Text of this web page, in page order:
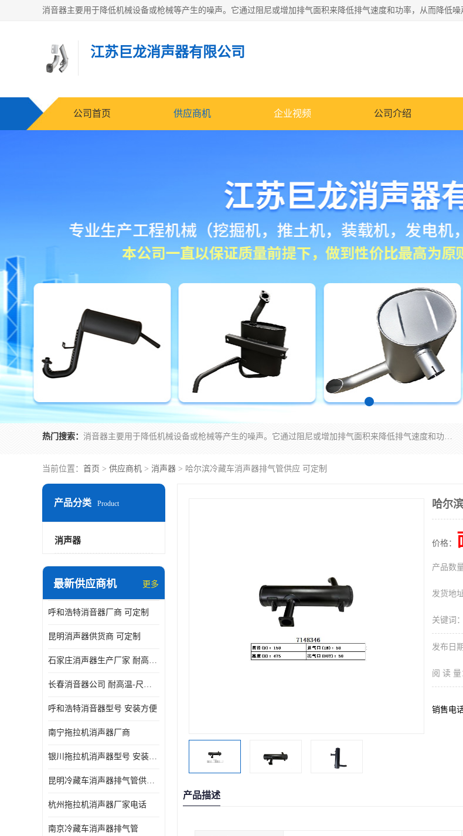
江苏巨龙消声器有限公司
公司首页 供应商机 企业视频 公司介绍
热门搜索： 消音器主要用于降低机械设备或枪械等产生的噪声。它通过阻尼或增加排气面积来降低排气速度和功率，从而降低噪声。常见的消音器类型包括阻性消声器、抗性消声器、共振消声器以及阻抗复合式消声器等。这些消音器各有特点，适用于不同频率的噪声消除。
当前位置： 首页 > 供应商机 > 消声器 > 哈尔滨冷藏车消声器排气管供应 可定制
产品分类 Product
消声器
最新供应商机 更多
呼和浩特消音器厂商 可定制
昆明消声器供货商 可定制
石家庄消声器生产厂家 耐高温-尺寸可定制
长春消音器公司 耐高温-尺寸可定制
呼和浩特消音器型号 安装方便
南宁拖拉机消声器厂商
银川拖拉机消声器型号 安装方便
昆明冷藏车消声器排气管供货商 可定制
杭州拖拉机消声器厂家电话
南京冷藏车消声器排气管
哈尔
价格：
产品数量
发货地址
关键词：
发布日期
阅 读 量
销售电话
产品描述